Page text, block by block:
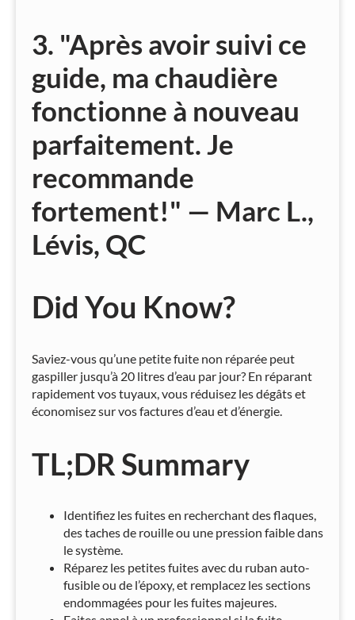
3. "Après avoir suivi ce
guide, ma chaudière
fonctionne à nouveau
parfaitement. Je
recommande
fortement!" — Marc L.,
Lévis, QC
Did You Know?
Saviez-vous qu’une petite fuite non réparée peut
gaspiller jusqu’à 20 litres d’eau par jour? En réparant
rapidement vos tuyaux, vous réduisez les dégâts et
économisez sur vos factures d’eau et d’énergie.
TL;DR Summary
Identifiez les fuites en recherchant des flaques,
des taches de rouille ou une pression faible dans
le système.
Réparez les petites fuites avec du ruban auto-
fusible ou de l’époxy, et remplacez les sections
endommagées pour les fuites majeures.